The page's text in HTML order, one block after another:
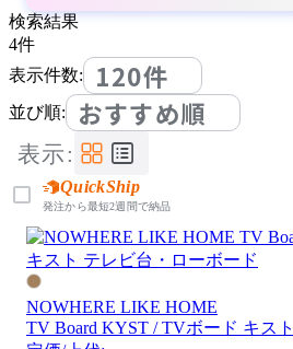
検索結果
4件
表示件数:
120件
並び順: おすすめ順
表示:
QuickShip
発注から最短2週間で納品
NOWHERE LIKE HOME
TV Board KYST / TVボード キスト